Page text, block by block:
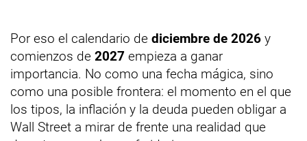
Por eso el calendario de diciembre de 2026 y
comienzos de 2027 empieza a ganar
importancia. No como una fecha mágica, sino
como una posible frontera: el momento en el que
los tipos, la inflación y la deuda pueden obligar a
Wall Street a mirar de frente una realidad que